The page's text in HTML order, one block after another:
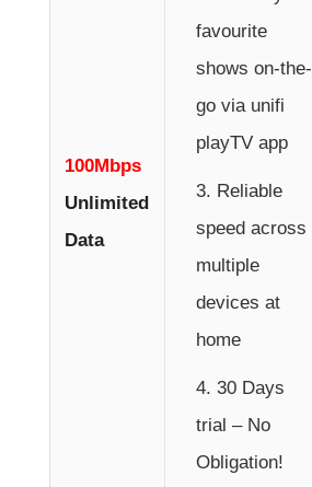
100Mbps
Unlimited
Data
favourite
shows on-the-
go via unifi
playTV app
Reliable
speed across
multiple
devices at
home
30 Days
trial – No
Obligation!